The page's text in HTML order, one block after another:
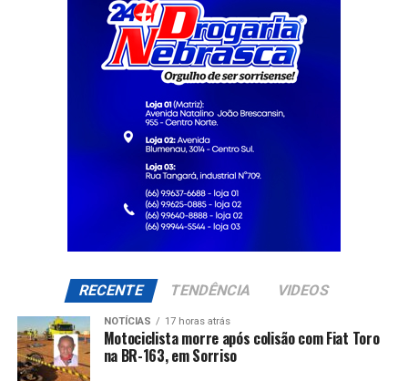
RECENTE TENDÊNCIA VIDEOS
NOTÍCIAS 17 horas atrás
Motociclista morre após colisão com Fiat Toro
na BR-163, em Sorriso